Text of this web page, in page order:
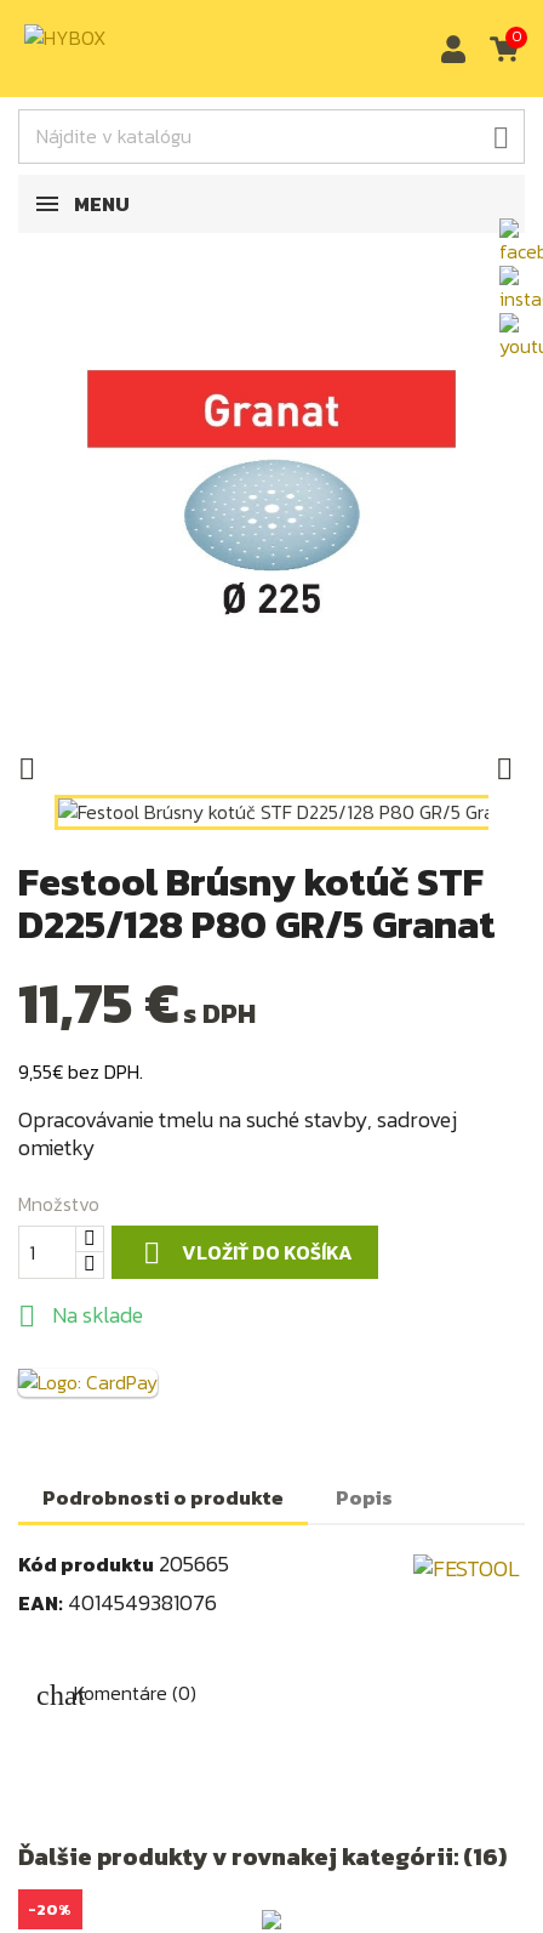

0
MENU
 
Festool Brúsny kotúč STF
D225/128 P80 GR/5 Granat
11,75 €s DPH
9,55€ bez DPH.
Opracovávanie tmelu na suché stavby, sadrovej
omietky
Množstvo
 VLOŽIŤ DO KOŠÍKA
 Na sklade
Podrobnosti o produkte Popis
Kód produktu 205665
EAN: 4014549381076
Komentáre (0)
Ďalšie produkty v rovnakej kategórii: (16)
-20%